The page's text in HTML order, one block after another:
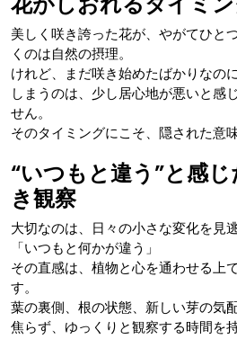
美しく咲き誇った花が、やがてひと
くのは自然の摂理。
けれど、まだ咲き始めたばかりなの
しまうのは、少し居心地が悪いと感
せん。
そのタイミングにこそ、隠された意
“いつもと違う”と感
き観察
大切なのは、日々の小さな変化を見
「いつもと何かが違う」
その直感は、植物と心を通わせる上
す。
葉の裏側、根の状態、新しい芽の気配
焦らず、ゆっくりと観察する時間を